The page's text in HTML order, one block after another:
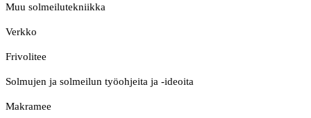
Muu solmeilutekniikka
Verkko
Frivolitee
Solmujen ja solmeilun työohjeita ja -ideoita
Makramee